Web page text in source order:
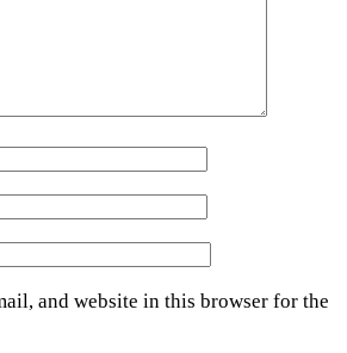
and website in this browser for the